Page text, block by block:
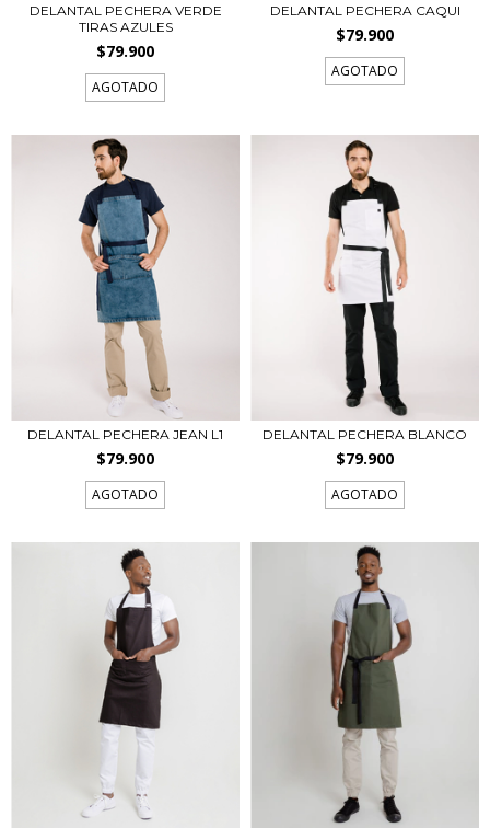
DELANTAL PECHERA VERDE
TIRAS AZULES
$79.900
AGOTADO
DELANTAL PECHERA CAQUI
$79.900
AGOTADO
DELANTAL PECHERA JEAN L1
$79.900
AGOTADO
DELANTAL PECHERA BLANCO
$79.900
AGOTADO